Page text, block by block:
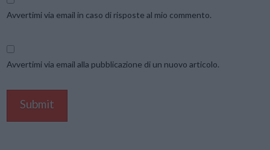
Avvertimi via email in caso di risposte al mio commento.
Avvertimi via email alla pubblicazione di un nuovo articolo.